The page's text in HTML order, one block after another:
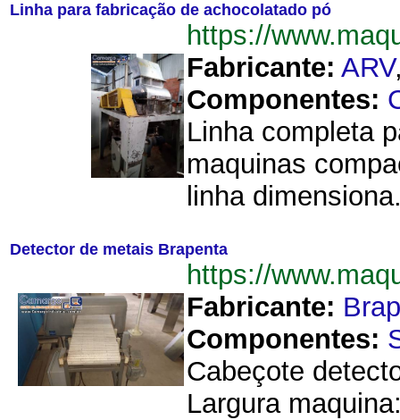
Linha para fabricação de achocolatado pó
https://
Fabricante: ARV
Componentes:
Linha completa
maquinas
linha
Detector de metais Brapenta
https://
Fabricante:
Componentes:
Cabeçote
Largura